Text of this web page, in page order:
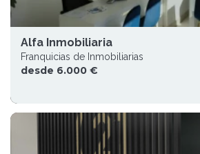
Alfa Inmobiliaria
Franquicias de Inmobiliarias
desde 6.000 €